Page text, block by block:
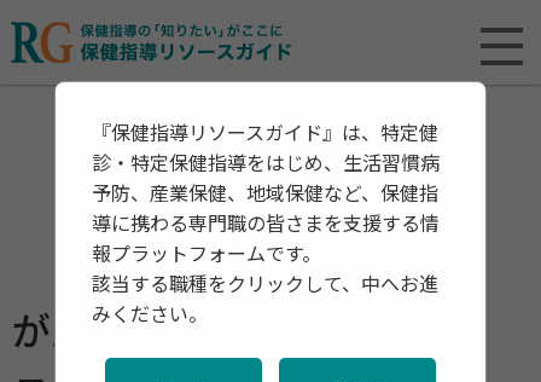
がん患者さんのアピアラン
『保健指導リソースガイド』は、特定健
診・特定保健指導をはじめ、生活習慣病
予防、産業保健、地域保健など、保健指
導に携わる専門職の皆さまを支援する情
報プラットフォームです。
該当する職種をクリックして、中へお進
みください。